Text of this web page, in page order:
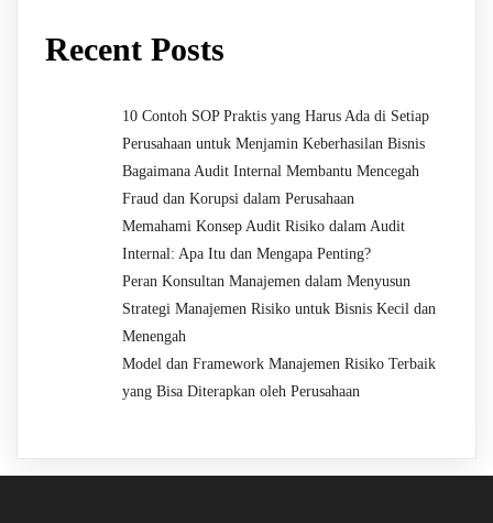
Recent Posts
10 Contoh SOP Praktis yang Harus Ada di Setiap
Perusahaan untuk Menjamin Keberhasilan Bisnis
Bagaimana Audit Internal Membantu Mencegah
Fraud dan Korupsi dalam Perusahaan
Memahami Konsep Audit Risiko dalam Audit
Internal: Apa Itu dan Mengapa Penting?
Peran Konsultan Manajemen dalam Menyusun
Strategi Manajemen Risiko untuk Bisnis Kecil dan
Menengah
Model dan Framework Manajemen Risiko Terbaik
yang Bisa Diterapkan oleh Perusahaan